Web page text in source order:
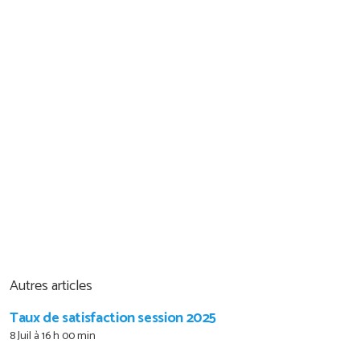
Autres articles
Taux de satisfaction session 2025
8 Juil à 16 h 00 min